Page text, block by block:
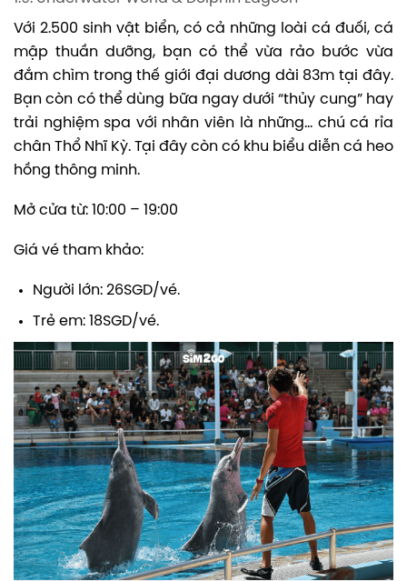
Với 2.500 sinh vật biển, có cả những loài cá đuối, cá
mập thuần dưỡng, bạn có thể vừa rảo bước vừa
đắm chìm trong thế giới đại dương dài 83m tại đây.
Bạn còn có thể dùng bữa ngay dưới “thủy cung” hay
trải nghiệm spa với nhân viên là những… chú cá rỉa
chân Thổ Nhĩ Kỳ. Tại đây còn có khu biểu diễn cá heo
hồng thông minh.
Mở cửa từ: 10:00 – 19:00
Giá vé tham khảo:
Người lớn: 26SGD/vé.
Trẻ em: 18SGD/vé.